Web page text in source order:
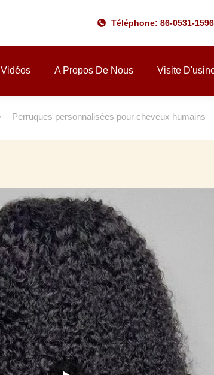
Téléphone: 86-0531-
Vidéos A Propos De Nous Visite
Perruques personnalisées pour cheveux humains